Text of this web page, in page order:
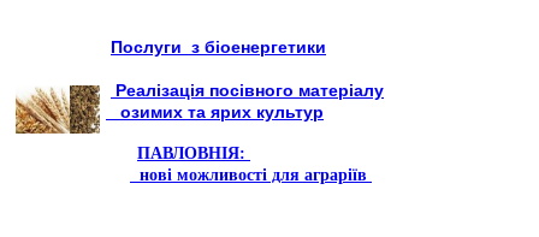
Послуги з біоенергетики
Реалізація посівного матеріалу
озимих та ярих культур
ПАВЛОВНІЯ:
нові можливості для аграріїв